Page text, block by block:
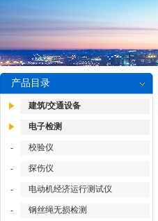
产品目录
建筑/交通设备
电子检测
- 校验仪
- 探伤仪
- 电动机经济运行测试仪
- 钢丝绳无损检测